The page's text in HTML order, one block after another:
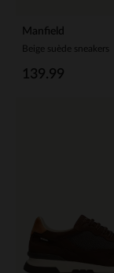
Manfield
Beige suède sneakers
139.99